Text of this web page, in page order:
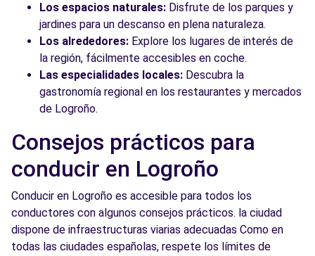
Los espacios naturales: Disfrute de los parques y
jardines para un descanso en plena naturaleza.
Los alrededores: Explore los lugares de interés de
la región, fácilmente accesibles en coche.
Las especialidades locales: Descubra la
gastronomía regional en los restaurantes y mercados
de Logroño.
Consejos prácticos para
conducir en Logroño
Conducir en Logroño es accesible para todos los
conductores con algunos consejos prácticos. la ciudad
dispone de infraestructuras viarias adecuadas Como en
todas las ciudades españolas, respete los límites de